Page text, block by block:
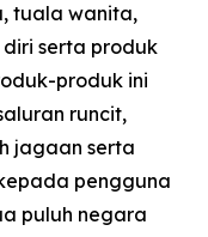
tuala wanita,
serta produk
produk ini
runcit,
jagaan serta
pengguna
puluh negara